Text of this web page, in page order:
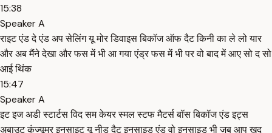
15:38
Speaker A
राइट एंड दे एंड अप सेलिंग यू मोर डिवाइस बिकॉज ऑफ दैट किनी का ले लो यार
और अब मैंने देखा और फस में भी आ गया एंड्र फस में भी पर वो बाद में आए सो द सो
आई थिंक
15:47
Speaker A
इट इज अडी स्टार्टस विद सम केयर स्मल स्टफ मैटर्स बॉस बिकॉज एंड इट्स
अबाउट कंज्यूमर इनसाइट यू नीड दैट इनसाइड एंड वो इनसाइड भी जब आप खुद